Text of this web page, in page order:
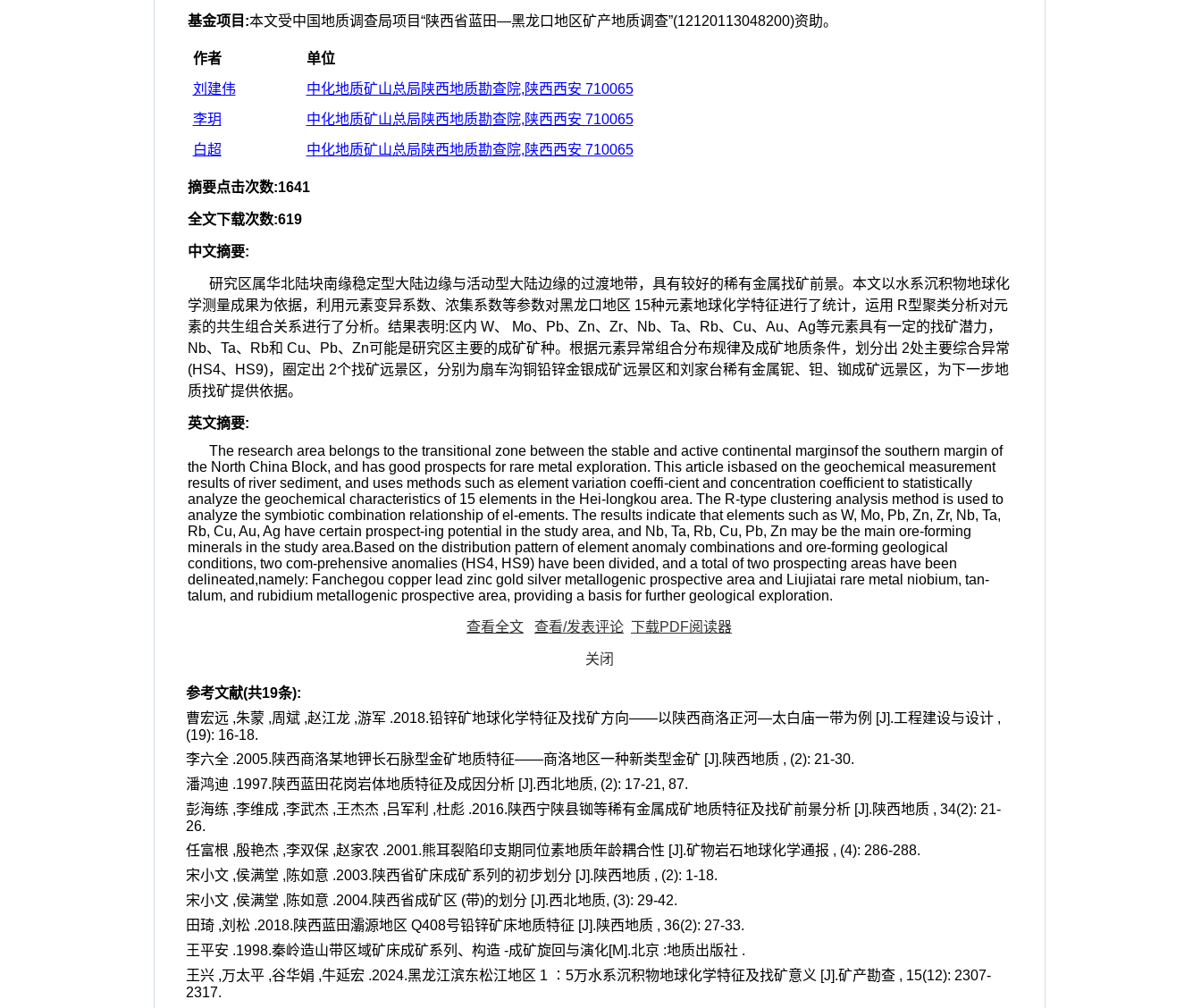
基金项目 :本文受中国地质调查局项目“陕西省蓝田—黑龙口地区矿产地质调查”(12120113048200)资助。
作者
单位
刘建伟
中化地质矿山总局陕西地质勘查院,陕西西安 710065
李玥
中化地质矿山总局陕西地质勘查院,陕西西安 710065
白超
中化地质矿山总局陕西地质勘查院,陕西西安 710065
摘要点击次数:1641
全文下载次数:619
中文摘要:
研究区属华北陆块南缘稳定型大陆边缘与活动型大陆边缘的过渡地带，具有较好的稀有金属找矿前景。本文以水系沉积物地球化
学测量成果为依据，利用元素变异系数、浓集系数等参数对黑龙口地区 15种元素地球化学特征进行了统计，运用 R型聚类分析对元
素的共生组合关系进行了分析。结果表明:区内 W、 Mo、Pb、Zn、Zr、Nb、Ta、Rb、Cu、Au、Ag等元素具有一定的找矿潜力，
Nb、Ta、Rb和 Cu、Pb、Zn可能是研究区主要的成矿矿种。根据元素异常组合分布规律及成矿地质条件，划分出 2处主要综合异常
(HS4、HS9)，圈定出 2个找矿远景区，分别为扇车沟铜铅锌金银成矿远景区和刘家台稀有金属铌、钽、铷成矿远景区，为下一步地
质找矿提供依据。
英文摘要:
The research area belongs to the transitional zone between the stable and active continental marginsof the southern margin of
the North China Block, and has good prospects for rare metal exploration. This article isbased on the geochemical measurement
results of river sediment, and uses methods such as element variation coeffi-cient and concentration coefficient to statistically
analyze the geochemical characteristics of 15 elements in the Hei-longkou area. The R-type clustering analysis method is used to
analyze the symbiotic combination relationship of el-ements. The results indicate that elements such as W, Mo, Pb, Zn, Zr, Nb, Ta,
Rb, Cu, Au, Ag have certain prospect-ing potential in the study area, and Nb, Ta, Rb, Cu, Pb, Zn may be the main ore-forming
minerals in the study area.Based on the distribution pattern of element anomaly combinations and ore-forming geological
conditions, two com-prehensive anomalies (HS4, HS9) have been divided, and a total of two prospecting areas have been
delineated,namely: Fanchegou copper lead zinc gold silver metallogenic prospective area and Liujiatai rare metal niobium, tan-
talum, and rubidium metallogenic prospective area, providing a basis for further geological exploration.
查看全文 查看/发表评论 下载PDF阅读器
关闭
参考文献(共19条):
曹宏远 ,朱蒙 ,周斌 ,赵江龙 ,游军 .2018.铅锌矿地球化学特征及找矿方向——以陕西商洛正河—太白庙一带为例 [J].工程建设与设计 ,
(19): 16-18.
李六全 .2005.陕西商洛某地钾长石脉型金矿地质特征——商洛地区一种新类型金矿 [J].陕西地质 , (2): 21-30.
潘鸿迪 .1997.陕西蓝田花岗岩体地质特征及成因分析 [J].西北地质, (2): 17-21, 87.
彭海练 ,李维成 ,李武杰 ,王杰杰 ,吕军利 ,杜彪 .2016.陕西宁陕县铷等稀有金属成矿地质特征及找矿前景分析 [J].陕西地质 , 34(2): 21-
26.
任富根 ,殷艳杰 ,李双保 ,赵家农 .2001.熊耳裂陷印支期同位素地质年龄耦合性 [J].矿物岩石地球化学通报 , (4): 286-288.
宋小文 ,侯满堂 ,陈如意 .2003.陕西省矿床成矿系列的初步划分 [J].陕西地质 , (2): 1-18.
宋小文 ,侯满堂 ,陈如意 .2004.陕西省成矿区 (带)的划分 [J].西北地质, (3): 29-42.
田琦 ,刘松 .2018.陕西蓝田灞源地区 Q408号铅锌矿床地质特征 [J].陕西地质 , 36(2): 27-33.
王平安 .1998.秦岭造山带区域矿床成矿系列、构造 -成矿旋回与演化[M].北京 :地质出版社 .
王兴 ,万太平 ,谷华娟 ,牛延宏 .2024.黑龙江滨东松江地区 1 ∶5万水系沉积物地球化学特征及找矿意义 [J].矿产勘查 , 15(12): 2307-
2317.